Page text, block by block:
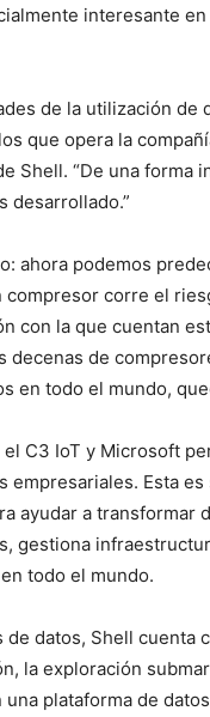
interesante
de la utilización
que opera la
Shell. “De una forma
desarrollado.”
ahora podemos
compresor corre el
con la que cuentan
decenas de
en todo el mundo,
C3 IoT y Microsoft
empresariales. Esta
ayudar a transformar
gestiona
todo el mundo.
de datos, Shell cuenta
la exploración
plataforma de